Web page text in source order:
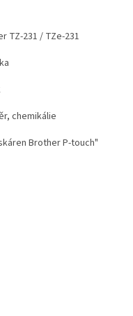
TZ-231 / TZe-231
chemikálie
Brother P-touch"